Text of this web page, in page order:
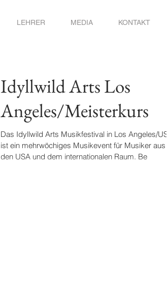
LEHRER MEDIA KONTAKT
Idyllwild Arts Los
Angeles/Meisterkurs
Das Idyllwild Arts Musikfestival in Los Angeles/
ist ein mehrwöchiges Musikevent für Musiker aus
den USA und dem internationalen Raum. Be